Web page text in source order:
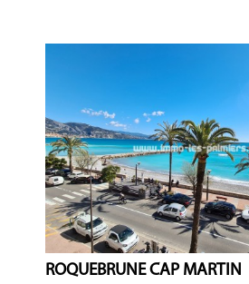
ROQUEBRUNE CAP MARTIN